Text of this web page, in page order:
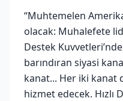
“Muhtemelen
olacak: Muhalefete
Destek
barındıran siyasi
kanat... Her iki kanat
hizmet edecek. Hızlı